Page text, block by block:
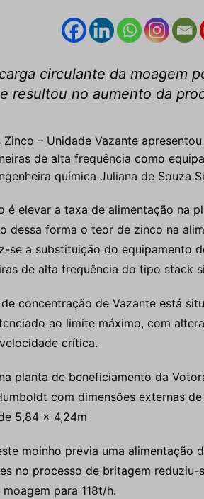
circulante da moagem
resultou no aumento da
– Unidade Vazante
de alta frequência como
química Juliana de Souza
é elevar a taxa de alimentação na
dessa forma o teor de zinco na
se a substituição do equipamento
de alta frequência do tipo stack
concentração de Vazante está
ao limite máximo, com
crítica.
planta de beneficiamento da
com dimensões externas
5,84 x 4,24m
moinho previa uma alimentação
no processo de britagem
para 118t/h.